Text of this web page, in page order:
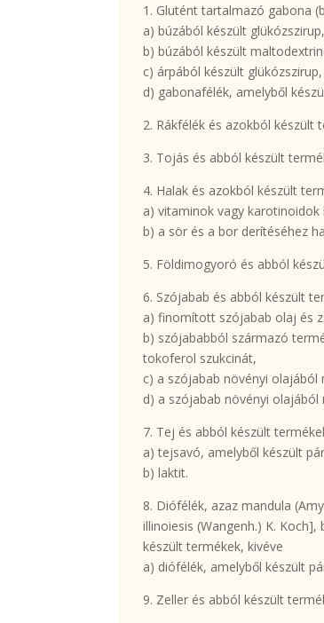
1. Glutént tartalmazó gabona
a) búzából készült
b) búzából készült
c) árpából készült glükózszirup,
d) gabonafélék, amelyből
2. Rákfélék és azokból készült
3. Tojás és abból készült
4. Halak és azokból készült
a) vitaminok vagy
b) a sör és a bor derítéséhez
5. Földimogyoró és abból
6. Szójabab és abból készült
a) finomított szójabab olaj és
b) szójababból származó
tokoferol szukcinát,
c) a szójabab növényi
d) a szójabab növényi
7. Tej és abból készült
a) tejsavó, amelyből készült
b) laktit.
8. Diófélék, azaz mandula
illinoiesis (Wangenh.) K.
készült termékek, kivéve
a) diófélék, amelyből készült
9. Zeller és abból készült